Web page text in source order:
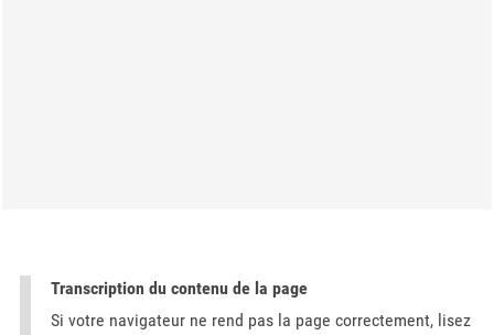
Transcription du contenu de la page
Si votre navigateur ne rend pas la page correctement, lisez